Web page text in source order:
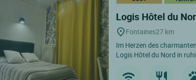
Logis Hôtel du
Fontaines27 km
Im Herzen des
Logis Hôtel du Nord in